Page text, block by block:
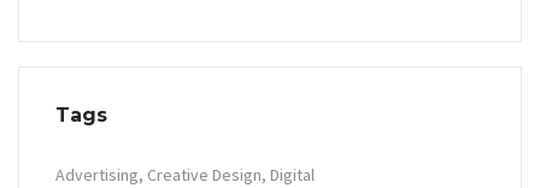
Tags
Advertising Creative Design Digital